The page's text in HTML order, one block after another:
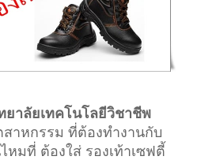
ยาลัยเทคโนโลยีวิชาชีพ
สาหกรรม ที่ต้องทำงานกับ
หมที่ ต้องใส่ รองเท้าเซฟตี้